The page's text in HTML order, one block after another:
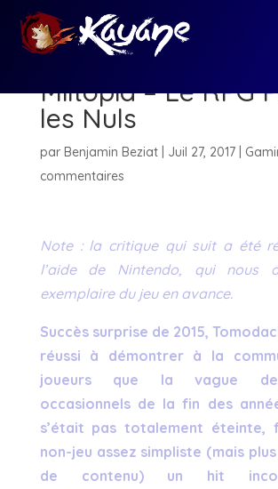
[Critique Nintendo
Miitopia – Le RPG
les Nuls
par Benjamin Beziat| Juil 27, 2017|
commentaires
Note : la critique qui suit a été
l’aide de Nintendo, qui nous
exemplaire du jeu en avance.
Succès surprise de 2015,
réussi à démontrer à la
joueurs que la vague
occasionnels de la fin des
s’était pas totalement éteinte,
non-jeu assez simpliste (mais
de contenu) un hit